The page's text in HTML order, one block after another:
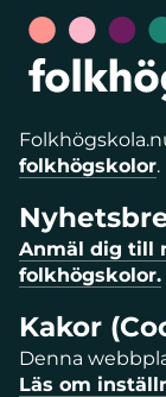
folkhögskolor.
Anmäl dig till
folkhögskolor.
Kakor
Denna
Läs om